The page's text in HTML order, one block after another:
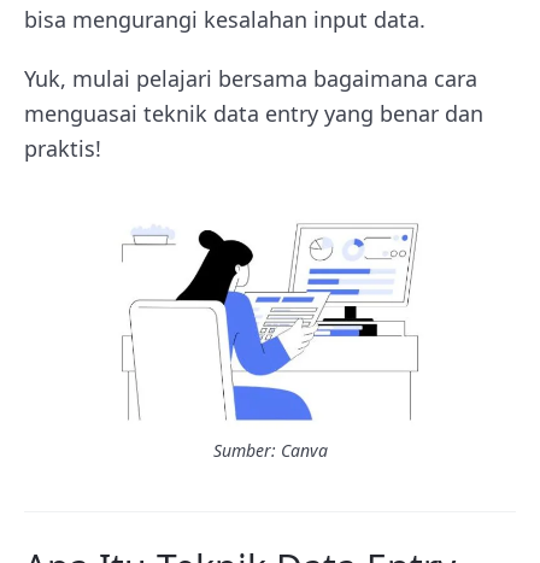
bisa mengurangi kesalahan input data.
Yuk, mulai pelajari bersama bagaimana cara
menguasai teknik data entry yang benar dan
praktis!
Sumber: Canva